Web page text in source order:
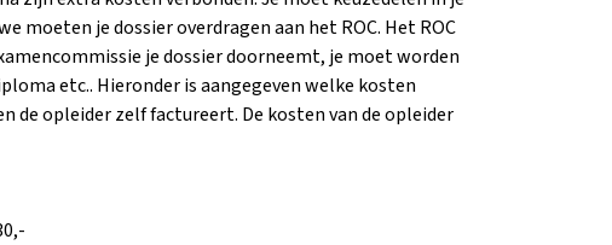
moeten je dossier overdragen aan het ROC. Het ROC
je dossier doorneemt, je moet worden
etc.. Hieronder is aangegeven welke kosten
de opleider zelf factureert. De kosten van de opleider